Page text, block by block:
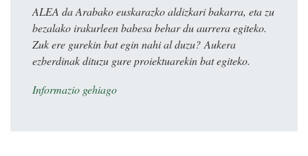
ALEA da Arabako euskarazko aldizkari bakarra, eta zu
bezalako irakurleen babesa behar du aurrera egiteko.
Zuk ere gurekin bat egin nahi al duzu? Aukera
ezberdinak dituzu gure proiektuarekin bat egiteko.
Informazio gehiago